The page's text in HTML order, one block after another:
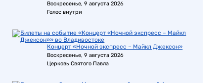
Воскресенье, 9 августа 2026
Голос внутри
Концерт «Ночной экспресс – Майкл Джексон»
Воскресенье, 9 августа 2026
Церковь Святого Павла